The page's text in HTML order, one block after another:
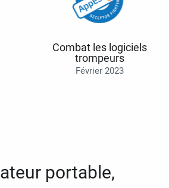
Combat les logiciels
trompeurs
Février 2023
portable,